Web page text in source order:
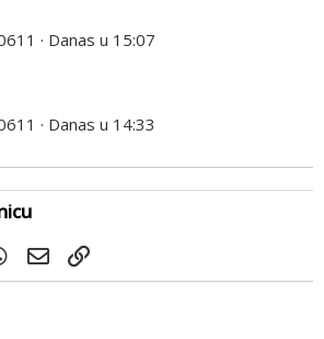
Danas u 15:07
Danas u 14:33
WhatsApp
Email